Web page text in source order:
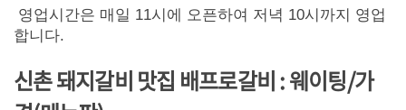
영업시간은 매일 11시에 오픈하여 저녁 10시까지 영업
합니다.
신촌 돼지갈비 맛집 배프로갈비: 웨이팅/가